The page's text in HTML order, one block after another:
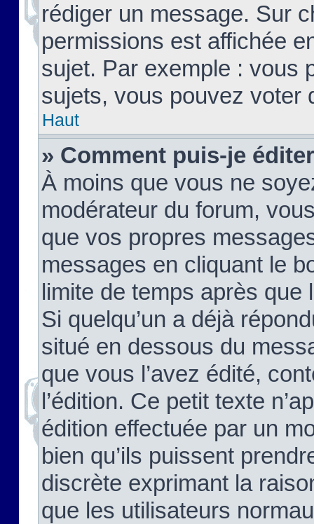
rédiger un message. Sur
permissions est affichée
sujet. Par exemple : vous
sujets, vous pouvez voter
Haut
» Comment puis-je
À moins que vous ne
modérateur du forum,
que vos propres
messages en cliquant le
limite de temps après que
Si quelqu’un a déjà
situé en dessous du
que vous l’avez édité,
l’édition. Ce petit texte
édition effectuée par un
bien qu’ils puissent
discrète exprimant la
que les utilisateurs